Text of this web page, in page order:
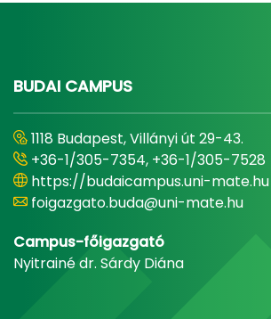
BUDAI CAMPUS
1118 Budapest, Villányi út 29-43.
+36-1/305-7354, +36-1/305-7528
https://budaicampus.uni-mate.hu
foigazgato.buda@uni-mate.hu
Campus-főigazgató
Nyitrainé dr. Sárdy Diána